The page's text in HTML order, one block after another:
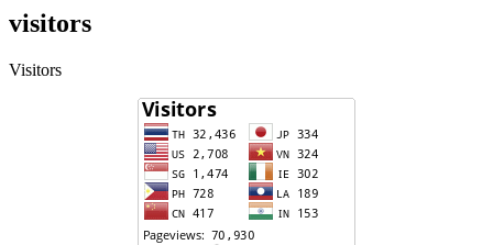
visitors
Visitors